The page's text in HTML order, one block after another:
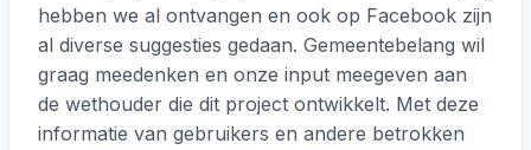
hebben we al ontvangen en ook op Facebook zijn
al diverse suggesties gedaan. Gemeentebelang wil
graag meedenken en onze input meegeven aan
de wethouder die dit project ontwikkelt. Met deze
informatie van gebruikers en andere betrokken